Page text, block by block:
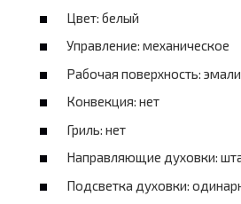
Цвет: белый
Управление: механическое
Рабочая поверхность:
Конвекция: нет
Гриль: нет
Направляющие духовки:
Подсветка духовки: